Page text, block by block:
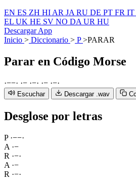
EN ES ZH HI AR JA RU DE PT FR IT
EL UK HE SV NO DA UR HU
Descargar App
Inicio > Diccionario > P>PARAR
Parar en Código Morse
·−−· ·− ·−· ·− ·−·
Escuchar Descargar .wav
Desglose por letras
P ·−−·
A ·−
R ·−·
A ·−
R ·−·